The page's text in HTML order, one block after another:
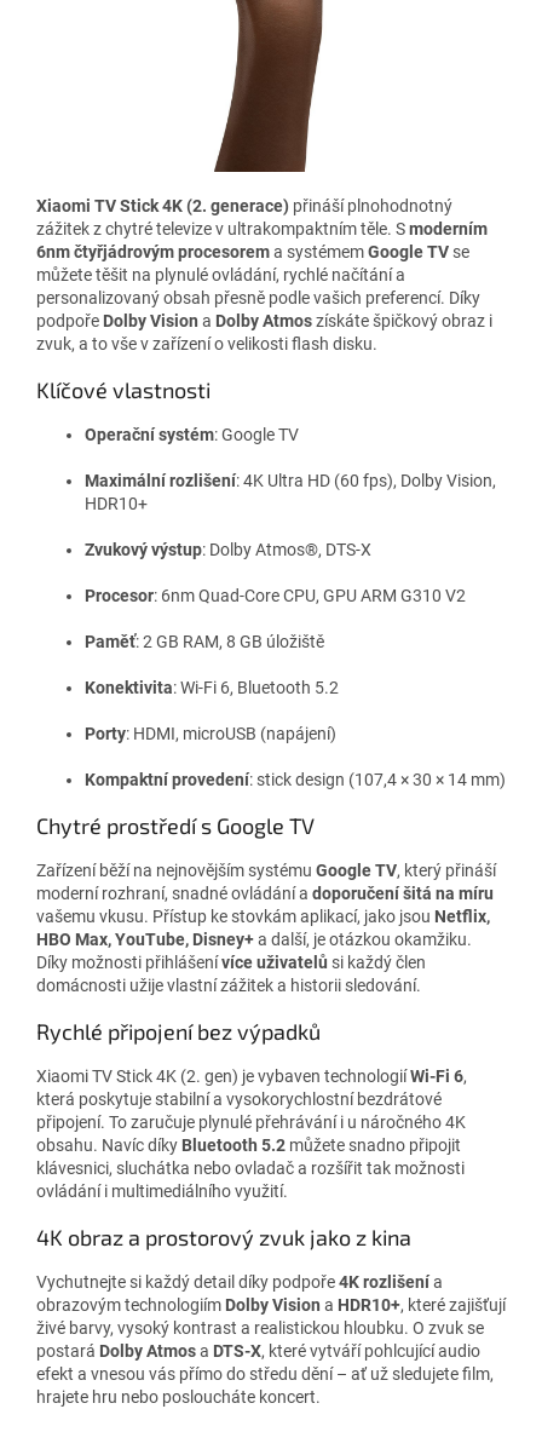
Xiaomi TV Stick 4K (2. generace) přináší plnohodnotný
zážitek z chytré televize v ultrakompaktním těle. Smoderním
6nm čtyřjádrovým procesorema systémemGoogle TV se
můžete těšit na plynulé ovládání, rychlé načítání a
personalizovaný obsah přesně podle vašich preferencí. Díky
podpoře Dolby Vision a Dolby Atmoszískáte špičkový obraz i
zvuk, a to vše v zařízení o velikosti flash disku.
Klíčové vlastnosti
Operační systém: Google TV
Maximální rozlišení: 4K Ultra HD (60 fps), Dolby Vision,
HDR10+
Zvukový výstup: Dolby Atmos®, DTS-X
Procesor: 6nm Quad-Core CPU, GPU ARM G310 V2
Paměť: 2 GB RAM, 8 GB úložiště
Konektivita: Wi-Fi 6, Bluetooth 5.2
Porty: HDMI, microUSB (napájení)
Kompaktní provedení: stick design (107,4 × 30 × 14 mm)
Chytré prostředí s Google TV
Zařízení běží na nejnovějším systému Google TV, který přináší
moderní rozhraní, snadné ovládání a doporučení šitá na míru
vašemu vkusu. Přístup ke stovkám aplikací, jako jsou Netflix,
HBO Max, YouTube, Disney+a další, je otázkou okamžiku.
Díky možnosti přihlášenívíce uživatelů si každý člen
domácnosti užije vlastní zážitek a historii sledování.
Rychlé připojení bez výpadků
Xiaomi TV Stick 4K (2. gen) je vybaven technologiíWi-Fi 6,
která poskytuje stabilní a vysokorychlostní bezdrátové
připojení. To zaručuje plynulé přehrávání i u náročného 4K
obsahu. Navíc díky Bluetooth 5.2 můžete snadno připojit
klávesnici, sluchátka nebo ovladač a rozšířit tak možnosti
ovládání i multimediálního využití.
4K obraz a prostorový zvuk jako z kina
Vychutnejte si každý detail díky podpoře4K rozlišenía
obrazovým technologiím Dolby Vision a HDR10+, které zajišťují
živé barvy, vysoký kontrast a realistickou hloubku. O zvuk se
postará Dolby Atmosa DTS-X, které vytváří pohlcující audio
efekt a vnesou vás přímo do středu dění – ať už sledujete film,
hrajete hru nebo posloucháte koncert.